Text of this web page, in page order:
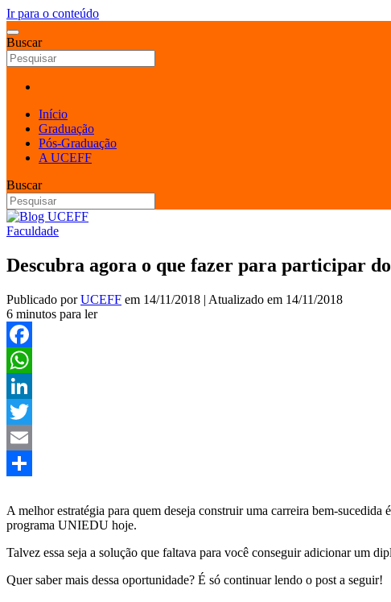
Ir para o conteúdo
Buscar
Início
Graduação
Pós-Graduação
A UCEFF
Buscar
Faculdade
Descubra agora o que fazer para participar
Publicado porUCEFF em 14/11/2018 | Atualizado em 14/11/2018
6 minutos para ler
Facebook
WhatsApp
LinkedIn
Twitter
Email
A melhor estratégia para quem deseja construir uma carreira bem-
programa UNIEDU hoje.
Talvez essa seja a solução que faltava para você conseguir adicionar um
Quer saber mais dessa oportunidade? É só continuar lendo o post a seguir!